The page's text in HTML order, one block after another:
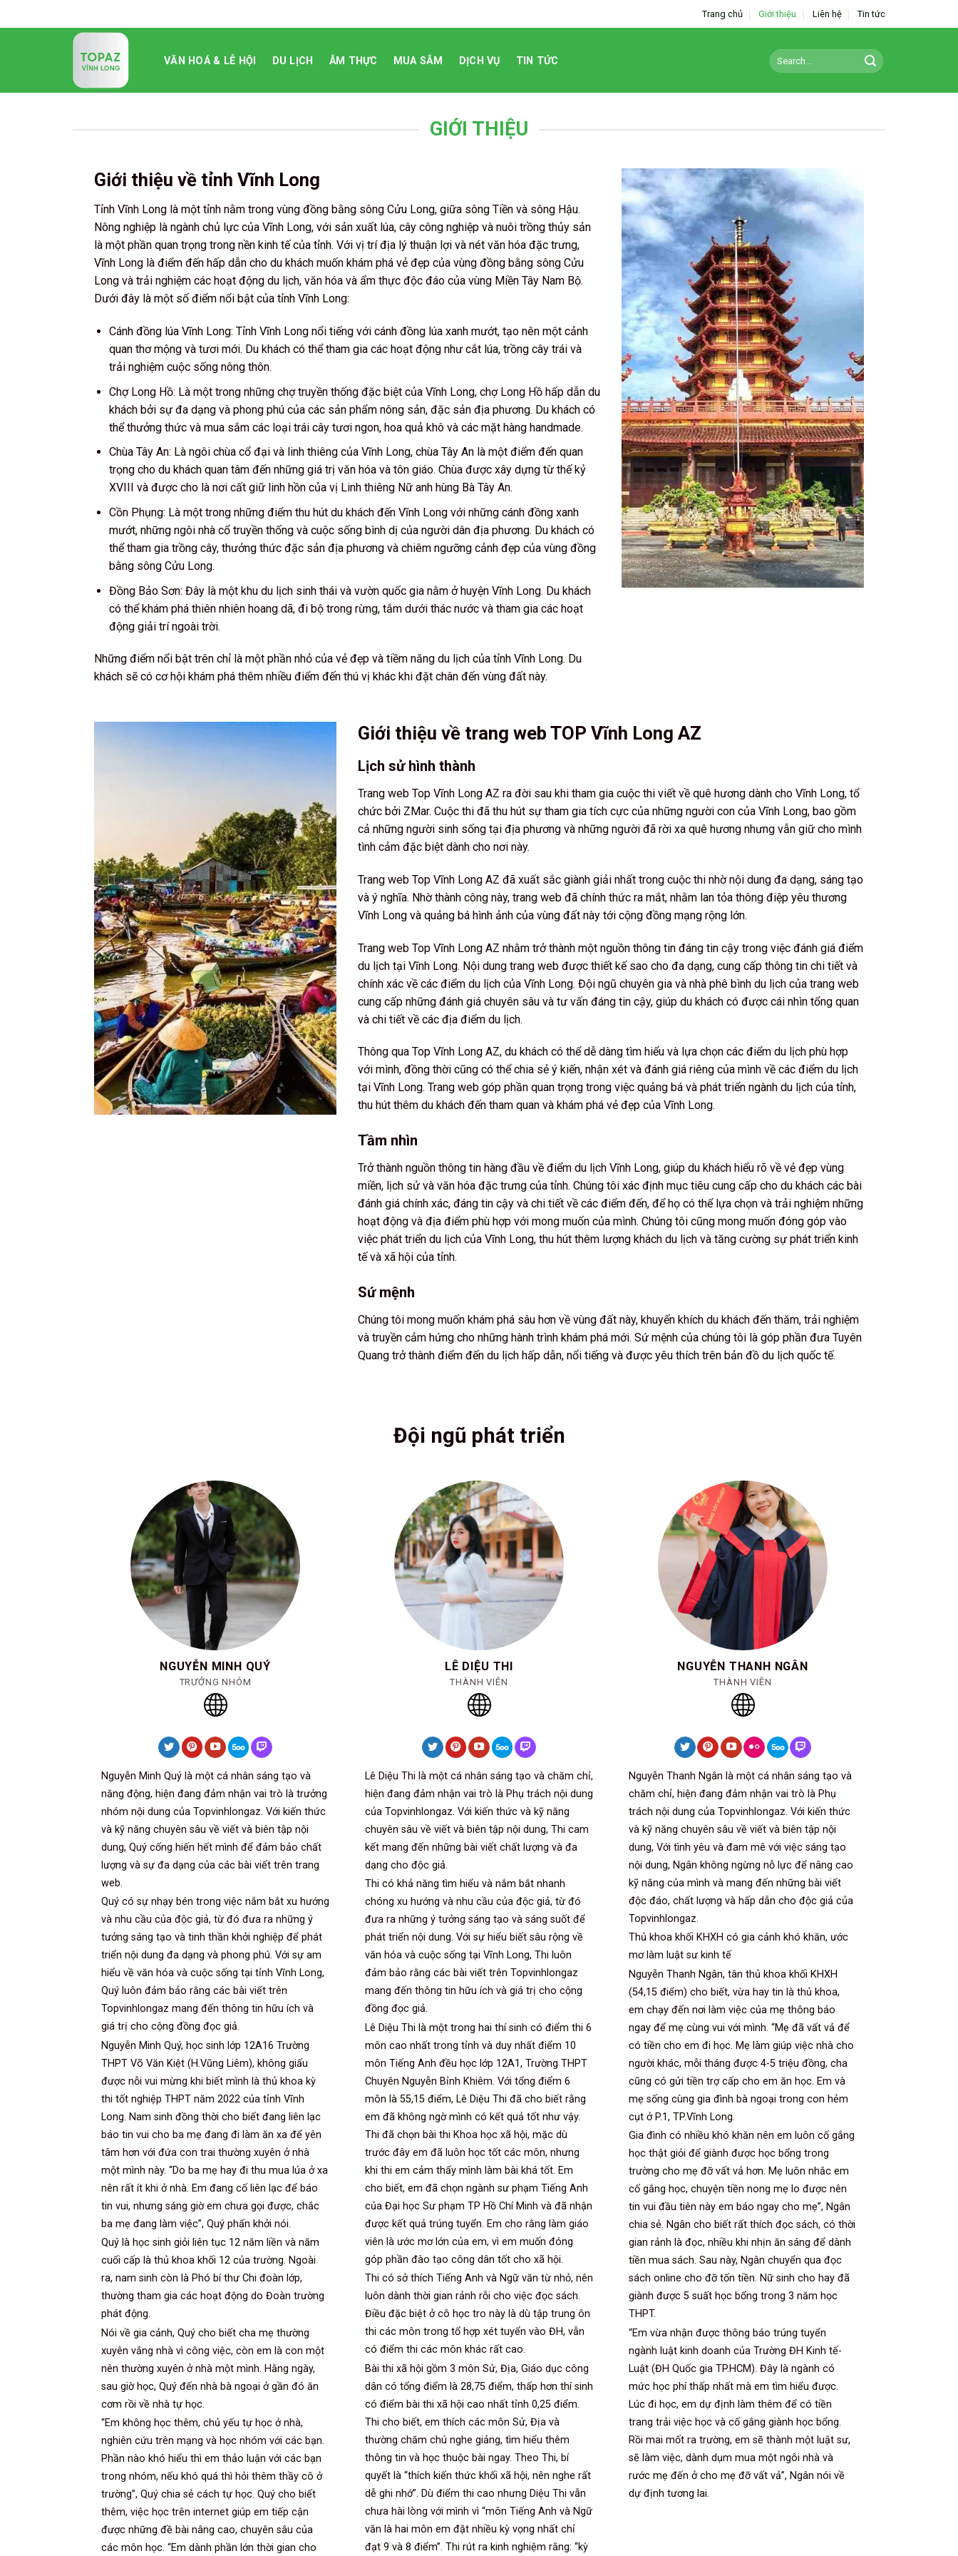
to
Trang chủ Giới thiệu Liên hệ Tin tức
VĂN HOÁ & LỄ HỘI DU LỊCH ÂM THỰC MUA SẮM DỊCH VỤ TIN TỨC
GIỚI THIỆU
Giới thiệu về tỉnh Vĩnh Long
Tỉnh Vĩnh Long là một tỉnh nằm trong vùng đồng bằng sông Cửu Long, giữa sông Tiền và sông Hậu.
Nông nghiệp là ngành chủ lực của Vĩnh Long, với sản xuất lúa, cây công nghiệp và nuôi trồng thủy sản
là một phần quan trọng trong nền kinh tế của tỉnh. Với vị trí địa lý thuận lợi và nét văn hóa đặc trưng,
Vĩnh Long là điểm đến hấp dẫn cho du khách muốn khám phá vẻ đẹp của vùng đồng bằng sông Cửu
Long và trải nghiệm các hoạt động du lịch, văn hóa và ẩm thực độc đáo của vùng Miền Tây Nam Bộ.
Dưới đây là một số điểm nổi bật của tỉnh Vĩnh Long:
Cánh đồng lúa Vĩnh Long: Tỉnh Vĩnh Long nổi tiếng với cánh đồng lúa xanh mướt, tạo nên một cảnh
quan thơ mộng và tươi mới. Du khách có thể tham gia các hoạt động như cắt lúa, trồng cây trái và
trải nghiệm cuộc sống nông thôn.
Chợ Long Hồ: Là một trong những chợ truyền thống đặc biệt của Vĩnh Long, chợ Long Hồ hấp dẫn du
khách bởi sự đa dạng và phong phú của các sản phẩm nông sản, đặc sản địa phương. Du khách có
thể thưởng thức và mua sắm các loại trái cây tươi ngon, hoa quả khô và các mặt hàng handmade.
Chùa Tây An: Là ngôi chùa cổ đại và linh thiêng của Vĩnh Long, chùa Tây An là một điểm đến quan
trọng cho du khách quan tâm đến những giá trị văn hóa và tôn giáo. Chùa được xây dựng từ thế kỷ
XVIII và được cho là nơi cất giữ linh hồn của vị Linh thiêng Nữ anh hùng Bà Tây An.
Cồn Phụng: Là một trong những điểm thu hút du khách đến Vĩnh Long với những cánh đồng xanh
mướt, những ngôi nhà cổ truyền thống và cuộc sống bình dị của người dân địa phương. Du khách có
thể tham gia trồng cây, thưởng thức đặc sản địa phương và chiêm ngưỡng cảnh đẹp của vùng đồng
bằng sông Cửu Long.
Đồng Bảo Sơn: Đây là một khu du lịch sinh thái và vườn quốc gia nằm ở huyện Vĩnh Long. Du khách
có thể khám phá thiên nhiên hoang dã, đi bộ trong rừng, tắm dưới thác nước và tham gia các hoạt
động giải trí ngoài trời.
Những điểm nổi bật trên chỉ là một phần nhỏ của vẻ đẹp và tiềm năng du lịch của tỉnh Vĩnh Long. Du
khách sẽ có cơ hội khám phá thêm nhiều điểm đến thú vị khác khi đặt chân đến vùng đất này.
Giới thiệu về trang web TOP Vĩnh Long AZ
Lịch sử hình thành
Trang web Top Vĩnh Long AZ ra đời sau khi tham gia cuộc thi viết về quê hương dành cho Vĩnh Long, tổ
chức bởi ZMar. Cuộc thi đã thu hút sự tham gia tích cực của những người con của Vĩnh Long, bao gồm
cả những người sinh sống tại địa phương và những người đã rời xa quê hương nhưng vẫn giữ cho mình
tình cảm đặc biệt dành cho nơi này.
Trang web Top Vĩnh Long AZ đã xuất sắc giành giải nhất trong cuộc thi nhờ nội dung đa dạng, sáng tạo
và ý nghĩa. Nhờ thành công này, trang web đã chính thức ra mắt, nhằm lan tỏa thông điệp yêu thương
Vĩnh Long và quảng bá hình ảnh của vùng đất này tới cộng đồng mạng rộng lớn.
Trang web Top Vĩnh Long AZ nhằm trở thành một nguồn thông tin đáng tin cậy trong việc đánh giá điểm
du lịch tại Vĩnh Long. Nội dung trang web được thiết kế sao cho đa dạng, cung cấp thông tin chi tiết và
chính xác về các điểm du lịch của Vĩnh Long. Đội ngũ chuyên gia và nhà phê bình du lịch của trang web
cung cấp những đánh giá chuyên sâu và tư vấn đáng tin cậy, giúp du khách có được cái nhìn tổng quan
và chi tiết về các địa điểm du lịch.
Thông qua Top Vĩnh Long AZ, du khách có thể dễ dàng tìm hiểu và lựa chọn các điểm du lịch phù hợp
với mình, đồng thời cũng có thể chia sẻ ý kiến, nhận xét và đánh giá riêng của mình về các điểm du lịch
tại Vĩnh Long. Trang web góp phần quan trọng trong việc quảng bá và phát triển ngành du lịch của tỉnh,
thu hút thêm du khách đến tham quan và khám phá vẻ đẹp của Vĩnh Long.
Tầm nhìn
Trở thành nguồn thông tin hàng đầu về điểm du lịch Vĩnh Long, giúp du khách hiểu rõ về vẻ đẹp vùng
miền, lịch sử và văn hóa đặc trưng của tỉnh. Chúng tôi xác định mục tiêu cung cấp cho du khách các bài
đánh giá chính xác, đáng tin cậy và chi tiết về các điểm đến, để họ có thể lựa chọn và trải nghiệm những
hoạt động và địa điểm phù hợp với mong muốn của mình. Chúng tôi cũng mong muốn đóng góp vào
việc phát triển du lịch của Vĩnh Long, thu hút thêm lượng khách du lịch và tăng cường sự phát triển kinh
tế và xã hội của tỉnh.
Sứ mệnh
Chúng tôi mong muốn khám phá sâu hơn về vùng đất này, khuyến khích du khách đến thăm, trải nghiệm
và truyền cảm hứng cho những hành trình khám phá mới. Sứ mệnh của chúng tôi là góp phần đưa Tuyên
Quang trở thành điểm đến du lịch hấp dẫn, nổi tiếng và được yêu thích trên bản đồ du lịch quốc tế.
Đội ngũ phát triển
NGUYỄN MINH QUÝ
TRƯỞNG NHÓM
Nguyễn Minh Quý là một cá nhân sáng tạo và
năng động, hiện đang đảm nhận vai trò là trưởng
nhóm nội dung của Topvinhlongaz. Với kiến thức
và kỹ năng chuyên sâu về viết và biên tập nội
dung, Quý cống hiến hết mình để đảm bảo chất
lượng và sự đa dạng của các bài viết trên trang
web.
Quý có sự nhạy bén trong việc nắm bắt xu hướng
và nhu cầu của độc giả, từ đó đưa ra những ý
tưởng sáng tạo và tinh thần khởi nghiệp để phát
triển nội dung đa dạng và phong phú. Với sự am
hiểu về văn hóa và cuộc sống tại tỉnh Vĩnh Long,
Quý luôn đảm bảo rằng các bài viết trên
Topvinhlongaz mang đến thông tin hữu ích và
giá trị cho cộng đồng đọc giả.
Nguyễn Minh Quý, học sinh lớp 12A16 Trường
THPT Võ Văn Kiệt (H.Vũng Liêm), không giấu
được nỗi vui mừng khi biết mình là thủ khoa kỳ
thi tốt nghiệp THPT năm 2022 của tỉnh Vĩnh
Long. Nam sinh đồng thời cho biết đang liên lạc
báo tin vui cho ba mẹ đang đi làm ăn xa để yên
tâm hơn với đứa con trai thường xuyên ở nhà
một mình này. “Do ba mẹ hay đi thu mua lúa ở xa
nên rất ít khi ở nhà. Em đang cố liên lạc để báo
tin vui, nhưng sáng giờ em chưa gọi được, chắc
ba mẹ đang làm việc”, Quý phấn khởi nói.
Quý là học sinh giỏi liên tục 12 năm liền và năm
cuối cấp là thủ khoa khối 12 của trường. Ngoài
ra, nam sinh còn là Phó bí thư Chi đoàn lớp,
thường tham gia các hoạt động do Đoàn trường
phát động.
Nói về gia cảnh, Quý cho biết cha mẹ thường
xuyên vắng nhà vì công việc, còn em là con một
nên thường xuyên ở nhà một mình. Hằng ngày,
sau giờ học, Quý đến nhà bà ngoại ở gần đó ăn
cơm rồi về nhà tự học.
“Em không học thêm, chủ yếu tự học ở nhà,
nghiên cứu trên mạng và học nhóm với các bạn.
Phần nào khó hiểu thì em thảo luận với các bạn
trong nhóm, nếu khó quá thì hỏi thêm thầy cô ở
trường”, Quý chia sẻ cách tự học. Quý cho biết
thêm, việc học trên internet giúp em tiếp cận
được những đề bài nâng cao, chuyên sâu của
các môn học. “Em dành phần lớn thời gian cho
LÊ DIỆU THI
THÀNH VIÊN
Lê Diệu Thi là một cá nhân sáng tạo và chăm chỉ,
hiện đang đảm nhận vai trò là Phụ trách nội dung
của Topvinhlongaz. Với kiến thức và kỹ năng
chuyên sâu về viết và biên tập nội dung, Thi cam
kết mang đến những bài viết chất lượng và đa
dạng cho độc giả.
Thi có khả năng tìm hiểu và nắm bắt nhanh
chóng xu hướng và nhu cầu của độc giả, từ đó
đưa ra những ý tưởng sáng tạo và sáng suốt để
phát triển nội dung. Với sự hiểu biết sâu rộng về
văn hóa và cuộc sống tại Vĩnh Long, Thi luôn
đảm bảo rằng các bài viết trên Topvinhlongaz
mang đến thông tin hữu ích và giá trị cho cộng
đồng đọc giả.
Lê Diệu Thi là một trong hai thí sinh có điểm thi 6
môn cao nhất trong tỉnh và duy nhất điểm 10
môn Tiếng Anh đều học lớp 12A1, Trường THPT
Chuyên Nguyễn Bỉnh Khiêm. Với tổng điểm 6
môn là 55,15 điểm, Lê Diệu Thi đã cho biết rằng
em đã không ngờ mình có kết quả tốt như vậy.
Thi đã chọn bài thi Khoa học xã hội, mặc dù
trước đây em đã luôn học tốt các môn, nhưng
khi thi em cảm thấy mình làm bài khá tốt. Em
cho biết, em đã chọn ngành sư phạm Tiếng Anh
của Đại học Sư phạm TP Hồ Chí Minh và đã nhận
được kết quả trúng tuyển. Em cho rằng làm giáo
viên là ước mơ lớn của em, vì em muốn đóng
góp phần đào tạo công dân tốt cho xã hội.
Thi có sở thích Tiếng Anh và Ngữ văn từ nhỏ, nên
luôn dành thời gian rảnh rỗi cho việc đọc sách.
Điều đặc biệt ở cô học tro này là dù tập trung ôn
thi các môn trong tổ hợp xét tuyển vào ĐH, vẫn
có điểm thi các môn khác rất cao.
Bài thi xã hội gồm 3 môn Sử, Địa, Giáo dục công
dân có tổng điểm là 28,75 điểm, thấp hơn thí sinh
có điểm bài thi xã hội cao nhất tỉnh 0,25 điểm.
Thi cho biết, em thích các môn Sử, Địa và
thường chăm chú nghe giảng, tìm hiểu thêm
thông tin và học thuộc bài ngay. Theo Thi, bí
quyết là “thích kiến thức khối xã hội, nên nghe rất
dễ ghi nhớ”. Dù điểm thi cao nhưng Diệu Thi vẫn
chưa hài lòng với mình vì “môn Tiếng Anh và Ngữ
văn là hai môn em đặt nhiều kỳ vọng nhất chỉ
đạt 9 và 8 điểm”. Thi rút ra kinh nghiệm rằng: “kỳ
NGUYỄN THANH NGÂN
THÀNH VIÊN
Nguyễn Thanh Ngân là một cá nhân sáng tạo và
chăm chỉ, hiện đang đảm nhận vai trò là Phụ
trách nội dung của Topvinhlongaz. Với kiến thức
và kỹ năng chuyên sâu về viết và biên tập nội
dung, Với tình yêu và đam mê với việc sáng tạo
nội dung, Ngân không ngừng nỗ lực để nâng cao
kỹ năng của mình và mang đến những bài viết
độc đáo, chất lượng và hấp dẫn cho độc giả của
Topvinhlongaz.
Thủ khoa khối KHXH có gia cảnh khó khăn, ước
mơ làm luật sư kinh tế
Nguyễn Thanh Ngân, tân thủ khoa khối KHXH
(54,15 điểm) cho biết, vừa hay tin là thủ khoa,
em chạy đến nơi làm việc của mẹ thông báo
ngay để mẹ cùng vui với mình. “Mẹ đã vất vả để
có tiền cho em đi học. Mẹ làm giúp việc nhà cho
người khác, mỗi tháng được 4-5 triệu đồng, cha
cũng có gửi tiền trợ cấp cho em ăn học. Em và
mẹ sống cùng gia đình bà ngoại trong con hẻm
cụt ở P.1, TP.Vĩnh Long.
Gia đình có nhiều khó khăn nên em luôn cố gắng
học thật giỏi để giành được học bổng trong
trường cho mẹ đỡ vất vả hơn. Mẹ luôn nhắc em
cố gắng học, chuyện tiền nong mẹ lo được nên
tin vui đầu tiên này em báo ngay cho mẹ”, Ngân
chia sẻ. Ngân cho biết rất thích đọc sách, có thời
gian rảnh là đọc, nhiều khi nhịn ăn sáng để dành
tiền mua sách. Sau này, Ngân chuyển qua đọc
sách online cho đỡ tốn tiền. Nữ sinh cho hay đã
giành được 5 suất học bổng trong 3 năm học
THPT.
“Em vừa nhận được thông báo trúng tuyển
ngành luật kinh doanh của Trường ĐH Kinh tế-
Luật (ĐH Quốc gia TP.HCM). Đây là ngành có
mức học phí thấp nhất mà em tìm hiểu được.
Lúc đi học, em dự định làm thêm để có tiền
trang trải việc học và cố gắng giành học bổng.
Rồi mai mốt ra trường, em sẽ thành một luật sư,
sẽ làm việc, dành dụm mua một ngôi nhà và
rước mẹ đến ở cho mẹ đỡ vất vả”, Ngân nói về
dự định tương lai.